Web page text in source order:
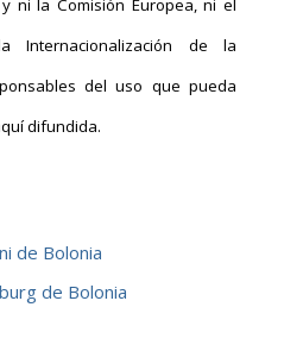
ni la Comisión Europea, ni el
Internacionalización de la
del uso que pueda
difundida.
de Bolonia
de Bolonia